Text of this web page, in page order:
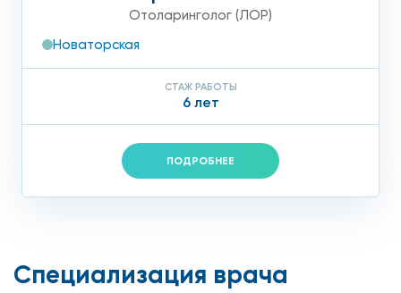
Отоларинголог (ЛОР)
Новаторская
СТАЖ РАБОТЫ
6 лет
ПОДРОБНЕЕ
Специализация врача